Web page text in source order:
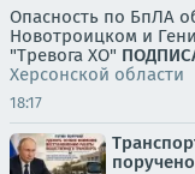
Опасность по БпЛА
Новотроицком и
"Тревога ХО"
Херсонской области
18:17